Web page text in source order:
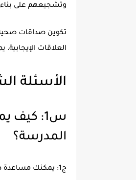
وتشجيعهم على بناء
تكوين صداقات صحية
العلاقات
الأسئلة
س1:
المدرسة؟
ج1: يمكنك